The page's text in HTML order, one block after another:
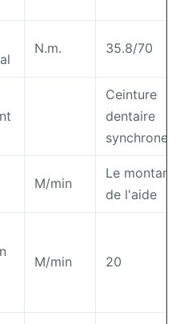
N.m. 35.8/70
Ceinture
dentaire
synchrone
M/min
Le montant
de l'aide
M/min 20